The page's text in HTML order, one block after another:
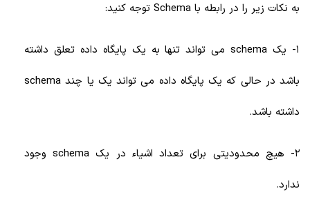
به نکات زیر را در رابطه با Schema توجه کنید:
1- یک schema می تواند تنها به یک پایگاه داده تعلق داشته
باشد در حالی که یک پایگاه داده می تواند یک یا چند schema
داشته باشد.
2- هیچ محدودیتی برای تعداد اشیاء در یک schema وجود
ندارد.